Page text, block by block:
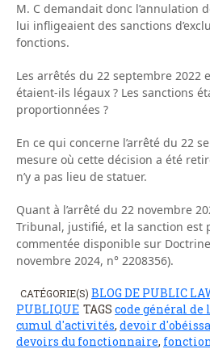
M. C demandait donc l’annulation
lui infligeaient des sanctions
fonctions.
Les arrêtés du 22 septembre 2022
étaient-ils légaux ? Les sanctions
proportionnées ?
En ce qui concerne l’arrêté du 22
mesure où cette décision a été
n’y a pas lieu de statuer.
Quant à l’arrêté du 22 novembre
Tribunal, justifié, et la sanction est
commentée disponible sur
novembre 2024, n° 2208356).
CATÉGORIE(S) BLOG DE PUBLIC
PUBLIQUE TAGS code général
cumul d'activités, devoir
devoirs du fonctionnaire,